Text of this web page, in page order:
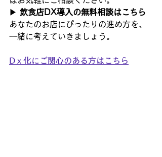
▶ 飲食店DX導入の無料相談はこちら
あなたのお店にぴったりの進め方を、
一緒に考えていきましょう。
Ⅾｘ化にご関心のある方はこちら